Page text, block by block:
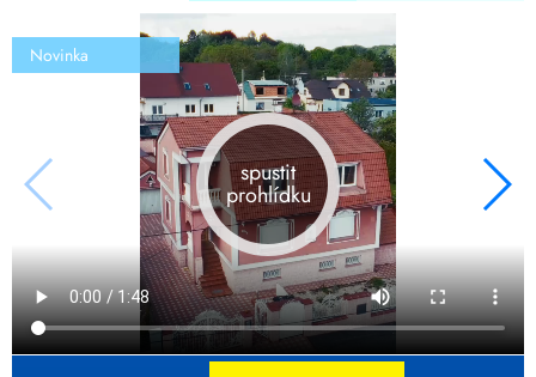
spustit
prohlídku
Novinka